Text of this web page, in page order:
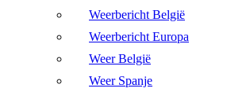
Weerbericht België
Weerbericht Europa
Weer België
Weer Spanje